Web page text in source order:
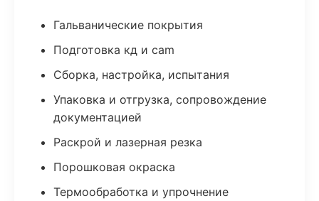
Гальванические покрытия
Подготовка кд и cam
Сборка, настройка, испытания
Упаковка и отгрузка, сопровождение
документацией
Раскрой и лазерная резка
Порошковая окраска
Термообработка и упрочнение